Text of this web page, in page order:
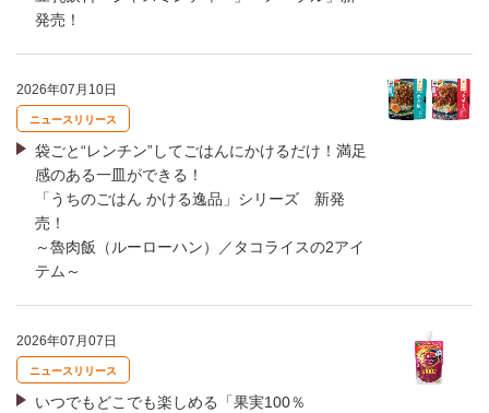
発売！
2026年07月10日
ニュースリリース
袋ごと“レンチン”してごはんにかけるだけ！満足
感のある一皿ができる！
「うちのごはん かける逸品」シリーズ 新発
売！
～魯肉飯（ルーローハン）／タコライスの2アイ
テム～
2026年07月07日
ニュースリリース
いつでもどこでも楽しめる「果実100％